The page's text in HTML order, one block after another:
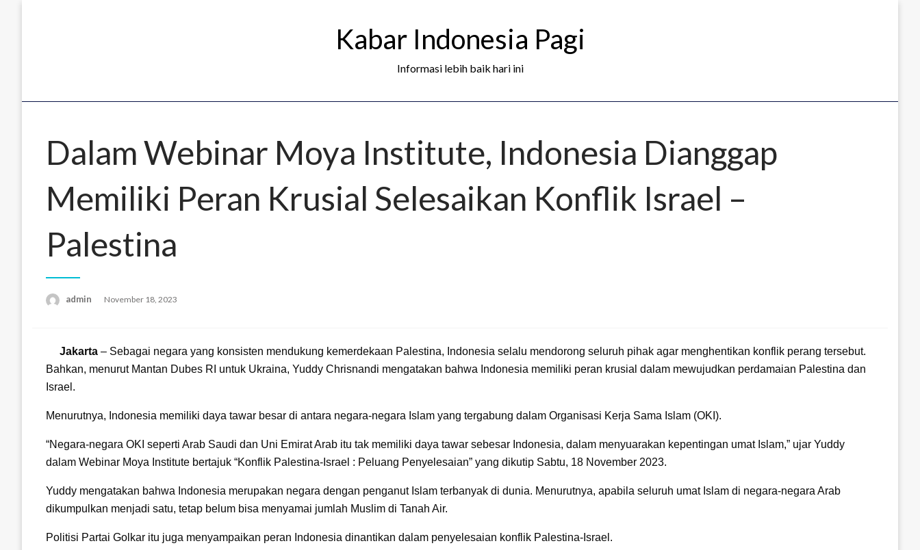
Kabar Indonesia Pagi
Informasi lebih baik hari ini
Dalam Webinar Moya Institute, Indonesia Dianggap
Memiliki Peran Krusial Selesaikan Konflik Israel –
Palestina
admin
Posted
November 18, 2023
Jakarta – Sebagai negara yang konsisten mendukung kemerdekaan Palestina, Indonesia selalu mendorong seluruh pihak agar menghentikan konflik perang tersebut.
Bahkan, menurut Mantan Dubes RI untuk Ukraina, Yuddy Chrisnandi mengatakan bahwa Indonesia memiliki peran krusial dalam mewujudkan perdamaian Palestina dan
Israel.
Menurutnya, Indonesia memiliki daya tawar besar di antara negara-negara Islam yang tergabung dalam Organisasi Kerja Sama Islam (OKI).
“Negara-negara OKI seperti Arab Saudi dan Uni Emirat Arab itu tak memiliki daya tawar sebesar Indonesia, dalam menyuarakan kepentingan umat Islam,” ujar Yuddy
dalam Webinar Moya Institute bertajuk “Konflik Palestina-Israel : Peluang Penyelesaian” yang dikutip Sabtu, 18 November 2023.
Yuddy mengatakan bahwa Indonesia merupakan negara dengan penganut Islam terbanyak di dunia. Menurutnya, apabila seluruh umat Islam di negara-negara Arab
dikumpulkan menjadi satu, tetap belum bisa menyamai jumlah Muslim di Tanah Air.
Politisi Partai Golkar itu juga menyampaikan peran Indonesia dinantikan dalam penyelesaian konflik Palestina-Israel.